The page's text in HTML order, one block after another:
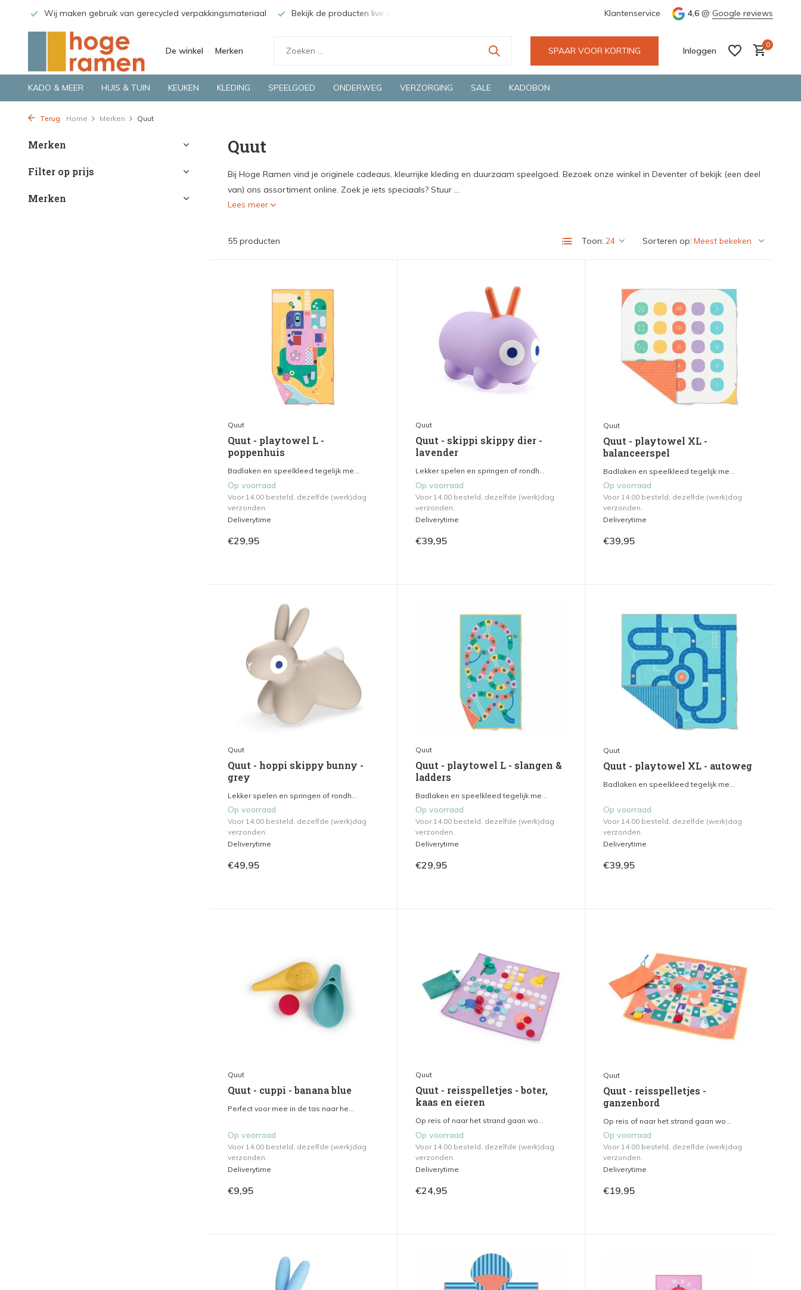
Wij maken gebruik van gerecycled verpakkingsmateriaal Bekijk de producten live in onze winkel in Deventer Groene en snelle bezorging door o.a. Fietskoerier en GLS. Wij
Klantenservice 4,6 @ Google reviews
De winkel Merken SPAAR VOOR KORTING Inloggen
0
KADO & MEER HUIS & TUIN KEUKEN KLEDING SPEELGOED ONDERWEG VERZORGING SALE KADOBON
Terug Home Merken Quut
Merken
Filter op prijs
Merken
Quut
Bij Hoge Ramen vind je originele cadeaus, kleurrijke kleding en duurzaam speelgoed. Bezoek onze winkel in Deventer of bekijk (een deel
van) ons assortiment online. Zoek je iets speciaals? Stuur ...
Lees meer
55 producten Toon: Sorteren op:
Quut
Quut - playtowel L -
poppenhuis
Badlaken en speelkleed tegelijk me...
Op voorraad
Voor 14.00 besteld, dezelfde (werk)dag
verzonden.
Deliverytime
€29,95
Quut
Quut - skippi skippy dier -
lavender
Lekker spelen en springen of rondh...
Op voorraad
Voor 14.00 besteld, dezelfde (werk)dag
verzonden.
Deliverytime
€39,95
Quut
Quut - playtowel XL -
balanceerspel
Badlaken en speelkleed tegelijk me...
Op voorraad
Voor 14.00 besteld, dezelfde (werk)dag
verzonden.
Deliverytime
€39,95
Quut
Quut - hoppi skippy bunny -
grey
Lekker spelen en springen of rondh...
Op voorraad
Voor 14.00 besteld, dezelfde (werk)dag
verzonden.
Deliverytime
€49,95
Quut
Quut - playtowel L - slangen &
ladders
Badlaken en speelkleed tegelijk me...
Op voorraad
Voor 14.00 besteld, dezelfde (werk)dag
verzonden.
Deliverytime
€29,95
Quut
Quut - playtowel XL - autoweg
Badlaken en speelkleed tegelijk me...
Op voorraad
Voor 14.00 besteld, dezelfde (werk)dag
verzonden.
Deliverytime
€39,95
Quut
Quut - cuppi - banana blue
Perfect voor mee in de tas naar he...
Op voorraad
Voor 14.00 besteld, dezelfde (werk)dag
verzonden.
Deliverytime
€9,95
Quut
Quut - reisspelletjes - boter,
kaas en eieren
Op reis of naar het strand gaan wo...
Op voorraad
Voor 14.00 besteld, dezelfde (werk)dag
verzonden.
Deliverytime
€24,95
Quut
Quut - reisspelletjes -
ganzenbord
Op reis of naar het strand gaan wo...
Op voorraad
Voor 14.00 besteld, dezelfde (werk)dag
verzonden.
Deliverytime
€19,95